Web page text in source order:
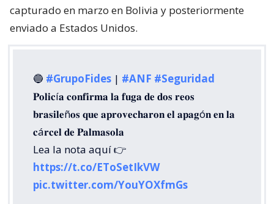
capturado en marzo en Bolivia y posteriormente
enviado a Estados Unidos.
🔵 #GrupoFides | #ANF #Seguridad
𝐏𝐨𝐥𝐢𝐜í𝐚 𝐜𝐨𝐧𝐟𝐢𝐫𝐦𝐚 𝐥𝐚 𝐟𝐮𝐠𝐚 𝐝𝐞 𝐝𝐨𝐬 𝐫𝐞𝐨𝐬
𝐛𝐫𝐚𝐬𝐢𝐥𝐞ñ𝐨𝐬 𝐪𝐮𝐞 𝐚𝐩𝐫𝐨𝐯𝐞𝐜𝐡𝐚𝐫𝐨𝐧 𝐞𝐥 𝐚𝐩𝐚𝐠ó𝐧 𝐞𝐧 𝐥𝐚
𝐜á𝐫𝐜𝐞𝐥 𝐝𝐞 𝐏𝐚𝐥𝐦𝐚𝐬𝐨𝐥𝐚
Lea la nota aquí 👉
https://t.co/EToSetIkVW
pic.twitter.com/YouYOXfmGs